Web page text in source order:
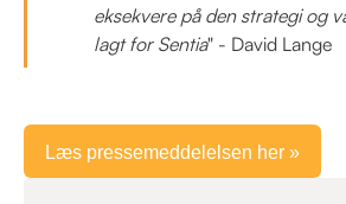
eksekvere på den strategi og
lagt for Sentia" - David Lange
Læs pressemeddelelsen her »